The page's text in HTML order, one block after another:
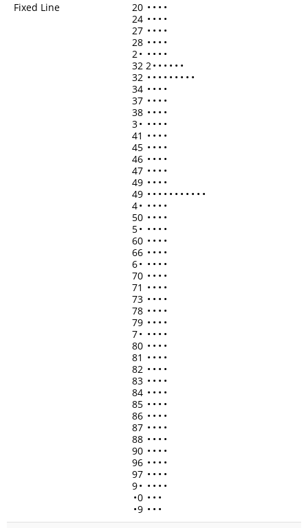
Fixed Line
20 • • • •
24 • • • •
27 • • • •
28 • • • •
2• • • • •
32 2• • • • • •
32 • • • • • • • • •
34 • • • •
37 • • • •
38 • • • •
3• • • • •
41 • • • •
45 • • • •
46 • • • •
47 • • • •
49 • • • •
49 • • • • • • • • • • •
4• • • • •
50 • • • •
5• • • • •
60 • • • •
66 • • • •
6• • • • •
70 • • • •
71 • • • •
73 • • • •
78 • • • •
79 • • • •
7• • • • •
80 • • • •
81 • • • •
82 • • • •
83 • • • •
84 • • • •
85 • • • •
86 • • • •
87 • • • •
88 • • • •
90 • • • •
96 • • • •
97 • • • •
9• • • • •
•0 • • •
•9 • • •